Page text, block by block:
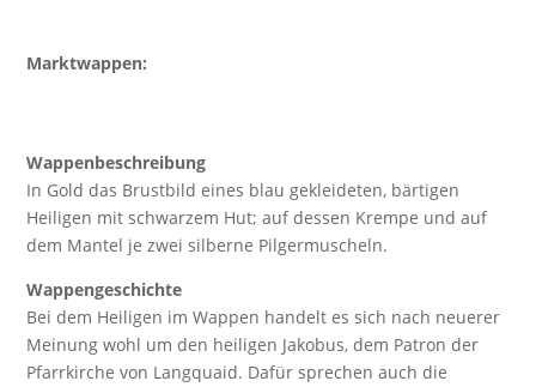
Marktwappen:
Wappenbeschreibung
In Gold das Brustbild eines blau gekleideten, bärtigen
Heiligen mit schwarzem Hut; auf dessen Krempe und auf
dem Mantel je zwei silberne Pilgermuscheln.
Wappengeschichte
Bei dem Heiligen im Wappen handelt es sich nach neuerer
Meinung wohl um den heiligen Jakobus, dem Patron der
Pfarrkirche von Langquaid. Dafür sprechen auch die